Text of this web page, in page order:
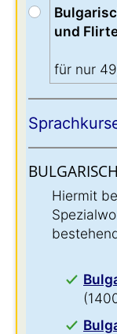
und
für nur
Hiermit